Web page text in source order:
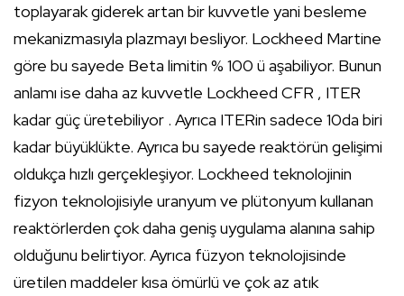
toplayarak giderek artan bir kuvvetle yani besleme
mekanizmasıyla plazmayı besliyor. Lockheed Martine
göre bu sayede Beta limitin % 100 ü aşabiliyor. Bunun
anlamı ise daha az kuvvetle Lockheed CFR , ITER
kadar güç üretebiliyor . Ayrıca ITERin sadece 10da biri
kadar büyüklükte. Ayrıca bu sayede reaktörün gelişimi
oldukça hızlı gerçekleşiyor. Lockheed teknolojinin
fizyon teknolojisiyle uranyum ve plütonyum kullanan
reaktörlerden çok daha geniş uygulama alanına sahip
olduğunu belirtiyor. Ayrıca füzyon teknolojisinde
üretilen maddeler kısa ömürlü ve çok az atık